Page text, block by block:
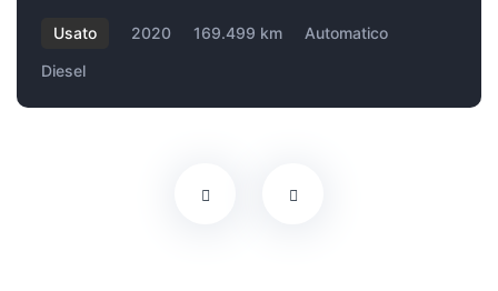
Usato 2020 169.499 km
Automatico
Diesel